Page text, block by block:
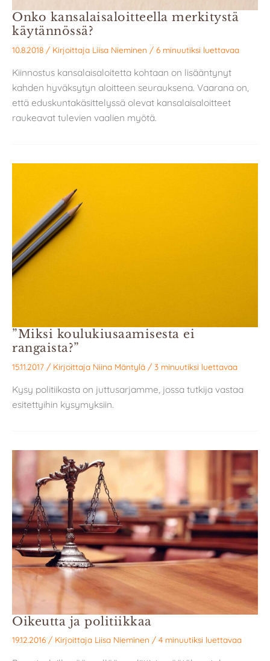
Onko kansalaisaloitteella merkitystä
käytännössä?
10.8.2018 / Kirjoittaja Liisa Nieminen / 6 minuutiksi luettavaa
Kiinnostus kansalaisaloitetta kohtaan on lisääntynyt
kahden hyväksytyn aloitteen seurauksena. Vaarana on,
että eduskuntakäsittelyssä olevat kansalaisaloitteet
raukeavat tulevien vaalien myötä.
”Miksi koulukiusaamisesta ei
rangaista?”
15.11.2017 / Kirjoittaja Niina Mäntylä / 3 minuutiksi luettavaa
Kysy politiikasta on juttusarjamme, jossa tutkija vastaa
esitettyihin kysymyksiin.
Oikeutta ja politiikkaa
19.12.2016 / Kirjoittaja Liisa Nieminen / 4 minuutiksi luettavaa